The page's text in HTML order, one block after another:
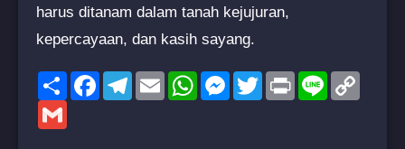
harus ditanam dalam tanah kejujuran,
kepercayaan, dan kasih sayang.
ShareFacebookTelegram
EmailWhatsAppMessenger
TwitterPrint Line